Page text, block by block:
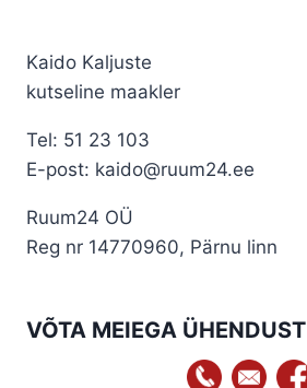
Kaido Kaljuste
kutseline maakler
Tel: 51 23 103
E-post: kaido@ruum24.ee
Ruum24 OÜ
Reg nr 14770960, Pärnu linn
VÕTA MEIEGA ÜHENDUST